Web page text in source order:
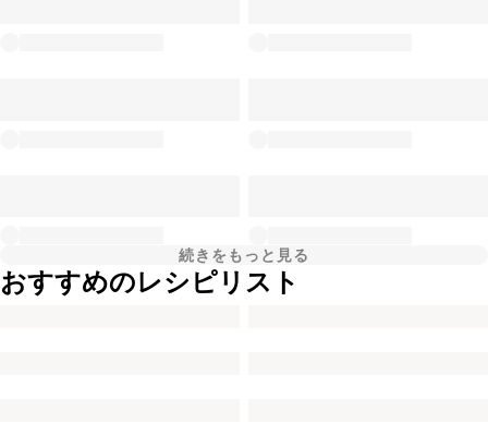
続きをもっと見る
おすすめのレシピリスト